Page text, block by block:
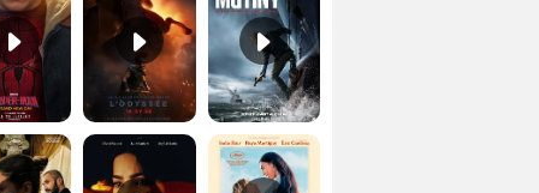
Les Silences de Riyad Bande-annonce VO STFR Les Matins merveilleux Bande-annonce VF